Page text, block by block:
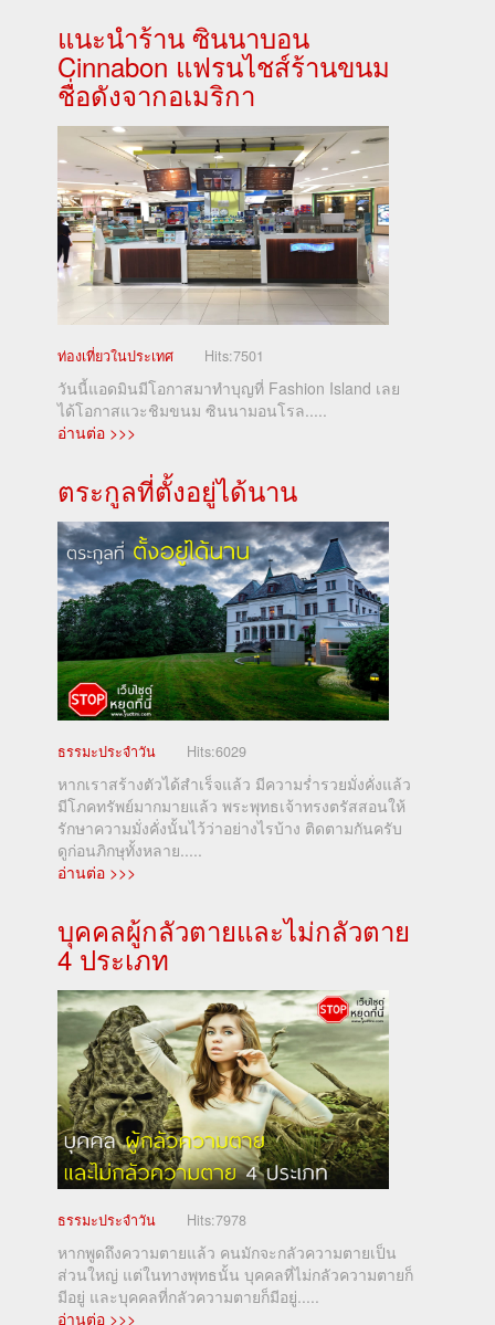
แนะนำร้าน ซินนาบอน
Cinnabon แฟรนไชส์ร้านขนม
ชื่อดังจากอเมริกา
ท่องเที่ยวในประเทศ Hits:7501
วันนี้แอดมินมีโอกาสมาทำบุญที่ Fashion Island เลย
ได้โอกาสแวะชิมขนม ซินนามอนโรล.....
อ่านต่อ >>>
ตระกูลที่ตั้งอยู่ได้นาน
ธรรมะประจำวัน Hits:6029
หากเราสร้างตัวได้สำเร็จแล้ว มีความร่ำรวยมั่งคั่งแล้ว
มีโภคทรัพย์มากมายแล้ว พระพุทธเจ้าทรงตรัสสอนให้
รักษาความมั่งคั่งนั้นไว้ว่าอย่างไรบ้าง ติดตามกันครับ
ดูก่อนภิกษุทั้งหลาย.....
อ่านต่อ >>>
บุคคลผู้กลัวตายและไม่กลัวตาย
4 ประเภท
ธรรมะประจำวัน Hits:7978
หากพูดถึงความตายแล้ว คนมักจะกลัวความตายเป็น
ส่วนใหญ่ แต่ในทางพุทธนั้น บุคคลที่ไม่กลัวความตายก็
มีอยู่ และบุคคลที่กลัวความตายก็มีอยู่.....
อ่านต่อ >>>